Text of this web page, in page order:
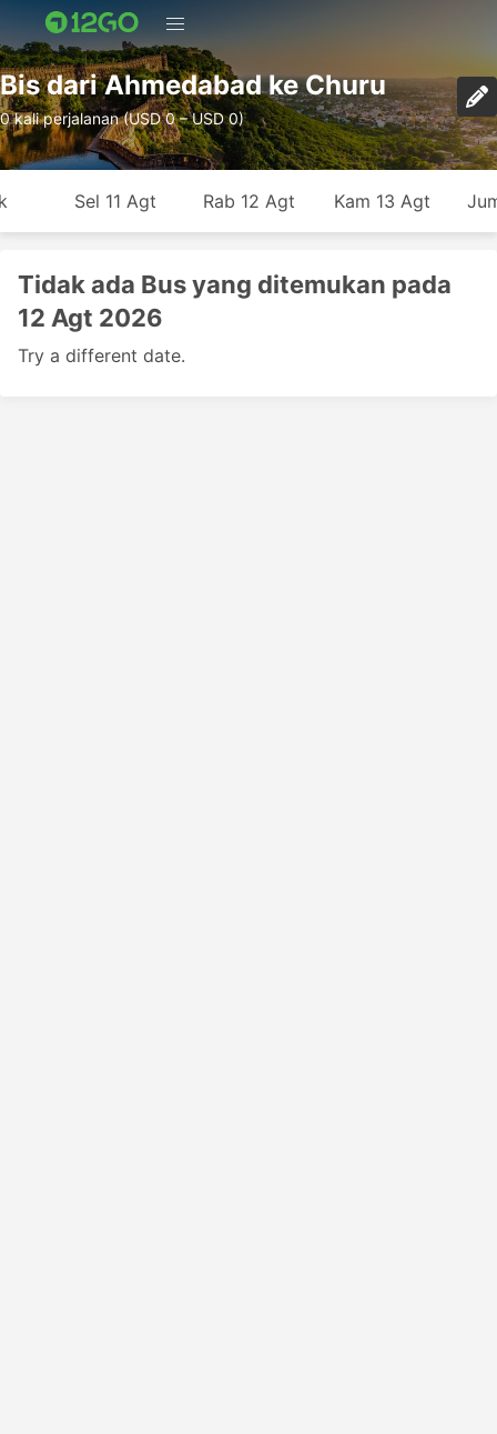
Bis dari Ahmedabad ke Churu
0 kali perjalanan (USD 0 – USD 0)
Sel 11 Agt Rab 12 Agt Kam 13 Agt
Tidak ada Bus yang ditemukan pada
12 Agt 2026
Try a different date.